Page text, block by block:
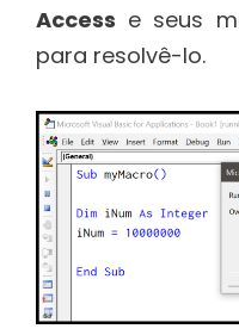
Access e seus
para resolvê-lo.